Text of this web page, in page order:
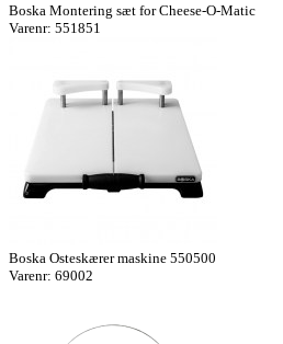
Boska Montering sæt for Cheese-O-Matic
Varenr: 551851
Boska Osteskærer maskine 550500
Varenr: 69002